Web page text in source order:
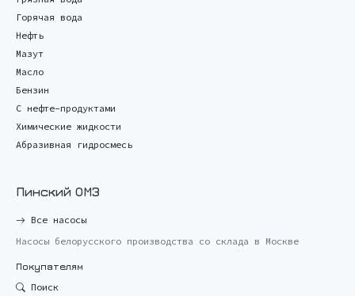
Горячая вода
Нефть
Мазут
Масло
Бензин
С нефте-продуктами
Химические жидкости
Абразивная гидросмесь
Пинский ОМЗ
Все насосы
Насосы белорусского производства со склада в Москве
Покупателям
Поиск